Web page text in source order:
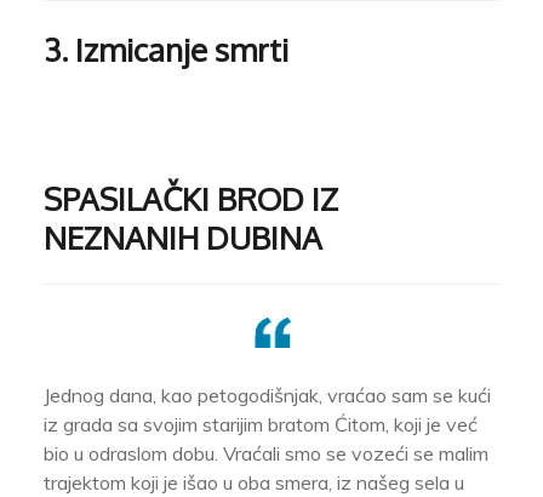
3. Izmicanje smrti
SPASILAČKI BROD IZ
NEZNANIH DUBINA
Jednog dana, kao petogodišnjak, vraćao sam se kući
iz grada sa svojim starijim bratom Ćitom, koji je već
bio u odraslom dobu. Vraćali smo se vozeći se malim
trajektom koji je išao u oba smera, iz našeg sela u